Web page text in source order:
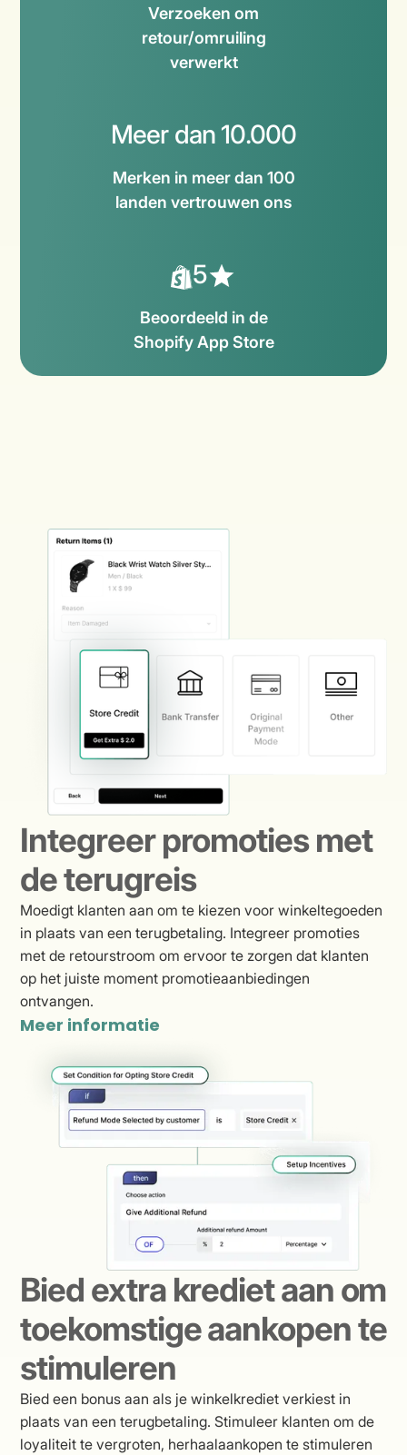
Verzoeken om
retour/omruiling
verwerkt
Meer dan 10.000
Merken in meer dan 100
landen vertrouwen ons
5
Beoordeeld in de
Shopify App Store
Integreer promoties met
de terugreis
Moedigt klanten aan om te kiezen voor winkeltegoeden
in plaats van een terugbetaling. Integreer promoties
met de retourstroom om ervoor te zorgen dat klanten
op het juiste moment promotieaanbiedingen
ontvangen.
Meer informatie
Bied extra krediet aan om
toekomstige aankopen te
stimuleren
Bied een bonus aan als je winkelkrediet verkiest in
plaats van een terugbetaling. Stimuleer klanten om de
loyaliteit te vergroten, herhaalaankopen te stimuleren